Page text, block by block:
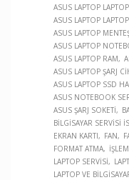
ASUS LAPTOP
ASUS LAPTOP
ASUS LAPTOP
ASUS LAPTOP
ASUS LAPTOP RAM
ASUS LAPTOP ŞARJ
ASUS LAPTOP SSD
ASUS NOTEBOOK
ASUS ŞARJ SOKETI
BILGISAYAR SERVISI
EKRAN KARTI
FAN
FORMAT ATMA
LAPTOP SERVISI
LAPTOP VE